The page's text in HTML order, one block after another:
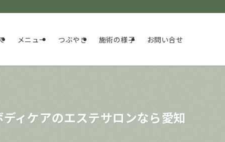
メニュー つぶやき 施術の様子 お問い合せ
ィケアのエステサロンなら愛知